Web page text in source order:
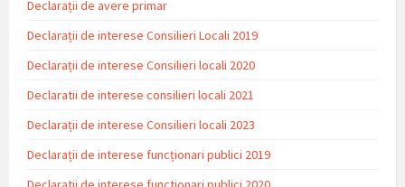
Declarații de avere primar
Declarații de interese Consilieri Locali 2019
Declarații de interese Consilieri locali 2020
Declaratii de interese consilieri locali 2021
Declarații de interese Consilieri locali 2023
Declarații de interese funcționari publici 2019